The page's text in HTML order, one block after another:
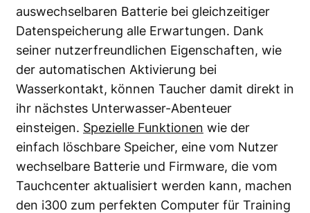
auswechselbaren Batterie bei gleichzeitiger
Datenspeicherung alle Erwartungen. Dank
seiner nutzerfreundlichen Eigenschaften, wie
der automatischen Aktivierung bei
Wasserkontakt, können Taucher damit direkt in
ihr nächstes Unterwasser-Abenteuer
einsteigen. Spezielle Funktionen wie der
einfach löschbare Speicher, eine vom Nutzer
wechselbare Batterie und Firmware, die vom
Tauchcenter aktualisiert werden kann, machen
den i300 zum perfekten Computer für Training